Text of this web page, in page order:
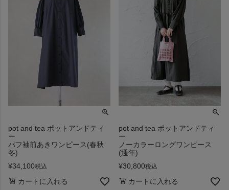
pot and tea ポットアンドティ
ー
パフ袖前あきワンピース(春秋
冬)
¥34,100税込
カートに入れる
pot and tea ポットアンドティ
ー
ノーカラーロングワンピース
(通年)
¥30,800税込
カートに入れる